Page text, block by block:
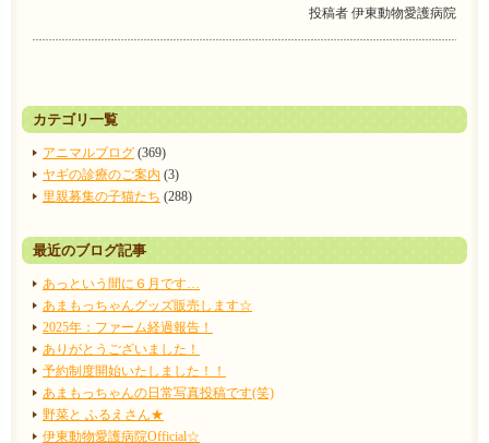
投稿者 伊東動物愛護病院
カテゴリ一覧
アニマルブログ (369)
ヤギの診療のご案内 (3)
里親募集の子猫たち (288)
最近のブログ記事
あっという間に６月です…
あまもっちゃんグッズ販売します☆
2025年：ファーム経過報告！
ありがとうございました！
予約制度開始いたしました！！
あまもっちゃんの日常写真投稿です(笑)
野菜と ふるえさん★
伊東動物愛護病院Official☆